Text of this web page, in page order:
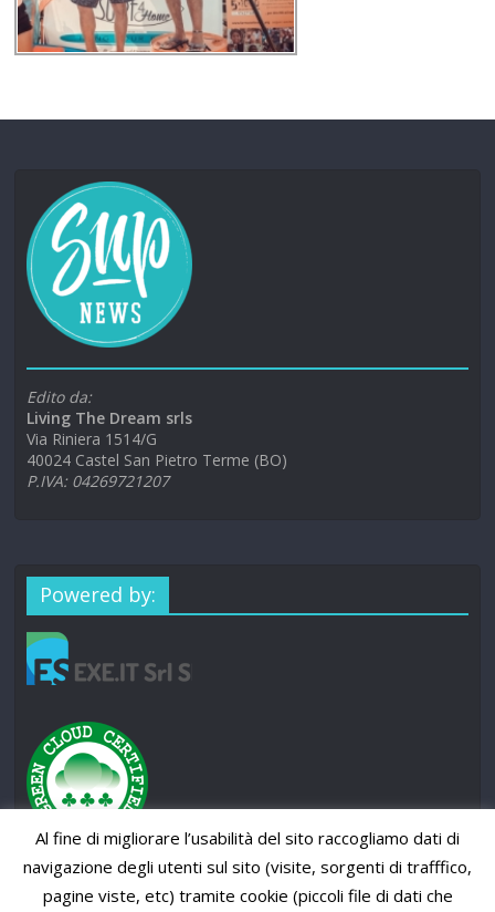
Edito da:
Living The Dream srls
Via Riniera 1514/G
40024 Castel San Pietro Terme (BO)
P.IVA: 04269721207
Powered by:
Al fine di migliorare l’usabilità del sito raccogliamo dati di
navigazione degli utenti sul sito (visite, sorgenti di trafffico,
pagine viste, etc) tramite cookie (piccoli file di dati che